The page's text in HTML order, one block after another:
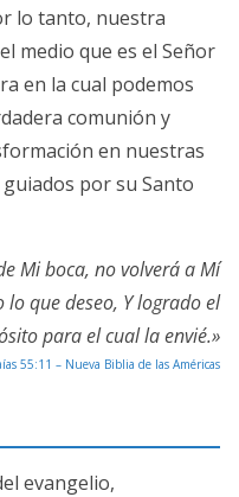
lo tanto, nuestra
medio que es el Señor
en la cual podemos
comunión y
en nuestras
por su Santo
Mi boca, no volverá a Mí
que deseo, Y logrado el
para el cual la envié.»
55:11 – Nueva Biblia de las Américas
evangelio,